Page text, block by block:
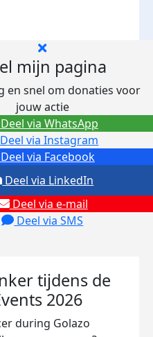
mijn pagina
en snel om donaties voor
jouw actie
via Facebook
Deel via Instagram
Deel via e-mail
Deel via SMS
Deel via LinkedIn
via WhatsApp
tijdens de
2026
during Golazo